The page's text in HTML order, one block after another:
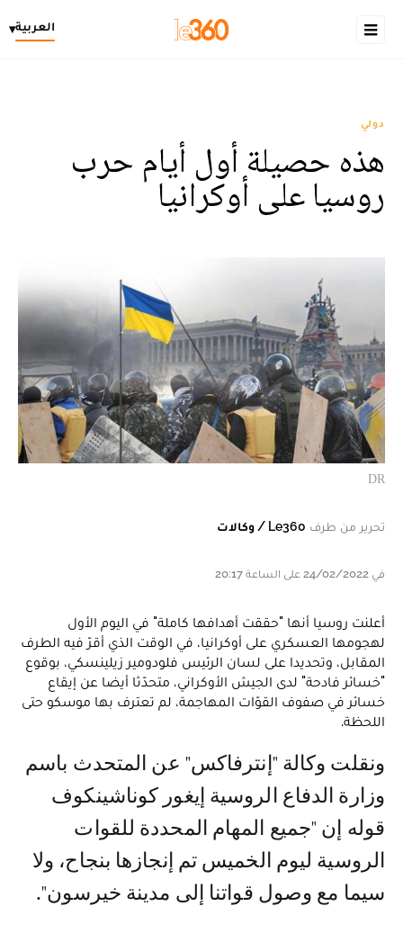
العربية▾
دولي
هذه حصيلة أول أيام حرب
روسيا على أوكرانيا
DR
تحرير من طرف Le360 / وكالات
في 24/02/2022 على الساعة 20:17
أعلنت روسيا أنها "حققت أهدافها كاملة" في اليوم الأول
لهجومها العسكري على أوكرانيا، في الوقت الذي أقرّ فيه الطرف
المقابل، وتحديدا على لسان الرئيس فلودومير زيلينسكي، بوقوع
"خسائر فادحة" لدى الجيش الأوكراني، متحدّثا أيضا عن إيقاع
خسائر في صفوف القوّات المهاجمة، لم تعترف بها موسكو حتى
اللحظة.
ونقلت وكالة "إنترفاكس" عن المتحدث باسم
وزارة الدفاع الروسية إيغور كوناشينكوف
قوله إن "جميع المهام المحددة للقوات
الروسية ليوم الخميس تم إنجازها بنجاح، ولا
سيما مع وصول قواتنا إلى مدينة خيرسون".